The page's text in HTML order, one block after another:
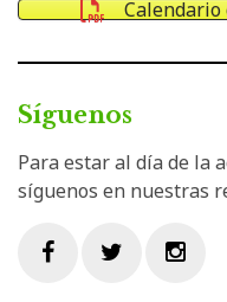
Calendario
Síguenos
Para estar al día de la
síguenos en nuestras